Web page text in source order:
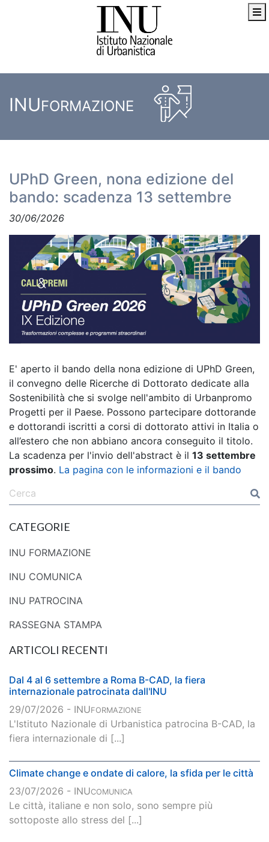
INUFORMAZIONE
UPhD Green, nona edizione del
bando: scadenza 13 settembre
30/06/2026
E' aperto il bando della nona edizione di UPhD Green,
il convegno delle Ricerche di Dottorato dedicate alla
Sostenibilità che si svolge nell'ambito di Urbanpromo
Progetti per il Paese. Possono partecipare dottorande
e dottorandi iscritti a corsi di dottorato attivi in Italia o
all’estero che non abbiano ancora conseguito il titolo.
La scadenza per l'invio dell'abstract è il 13 settembre
prossimo. La pagina con le informazioni e il bando
CATEGORIE
INU FORMAZIONE
INU COMUNICA
INU PATROCINA
RASSEGNA STAMPA
ARTICOLI RECENTI
Dal 4 al 6 settembre a Roma B-CAD, la fiera
internazionale patrocinata dall'INU
29/07/2026 - INUFORMAZIONE
L'Istituto Nazionale di Urbanistica patrocina B-CAD, la
fiera internazionale di [...]
Climate change e ondate di calore, la sfida per le città
23/07/2026 - INUCOMUNICA
Le città, italiane e non solo, sono sempre più
sottoposte allo stress del [...]